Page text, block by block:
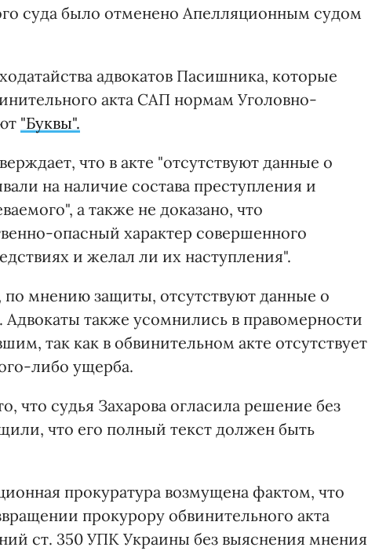
суда было отменено Апелляционным судом
адвокатов Пасишника, которые
акта САП нормам Уголовно-
"Буквы".
что в акте "отсутствуют данные о
на наличие состава преступления и
а также не доказано, что
опасный характер совершенного
и желал ли их наступления".
по мнению защиты, отсутствуют данные о
также усомнились в правомерности
так как в обвинительном акте отсутствует
либо ущерба.
что судья Захарова огласила решение без
что его полный текст должен быть
прокуратура возмущена фактом, что
прокурору обвинительного акта
ст. 350 УПК Украины без выяснения мнения